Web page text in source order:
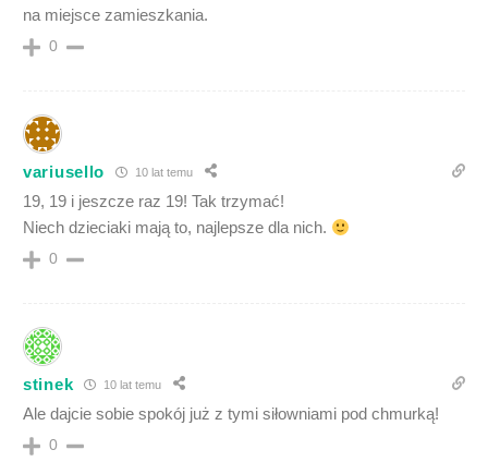
na miejsce zamieszkania.
0
variusello 10 lat temu
19, 19 i jeszcze raz 19! Tak trzymać!
Niech dzieciaki mają to, najlepsze dla nich.
0
stinek 10 lat temu
Ale dajcie sobie spokój już z tymi siłowniami pod chmurką!
0